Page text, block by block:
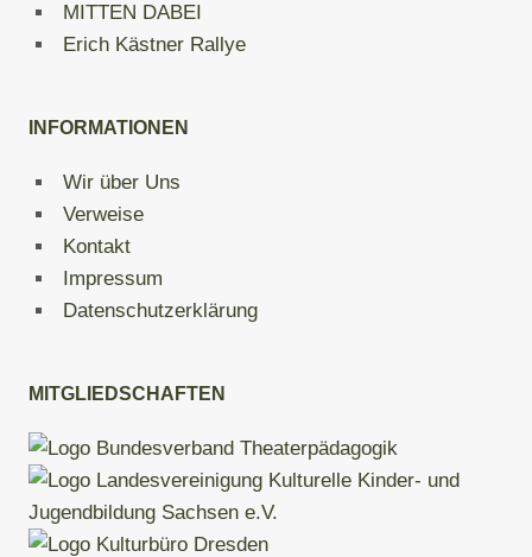
MITTEN DABEI
Erich Kästner Rallye
INFORMATIONEN
Wir über Uns
Verweise
Kontakt
Impressum
Datenschutzerklärung
MITGLIEDSCHAFTEN